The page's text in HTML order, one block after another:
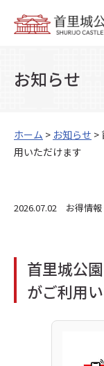
お知らせ
ホーム > お知らせ >
用いただけます
2026.07.02 お得情報
首里城公
がご利用